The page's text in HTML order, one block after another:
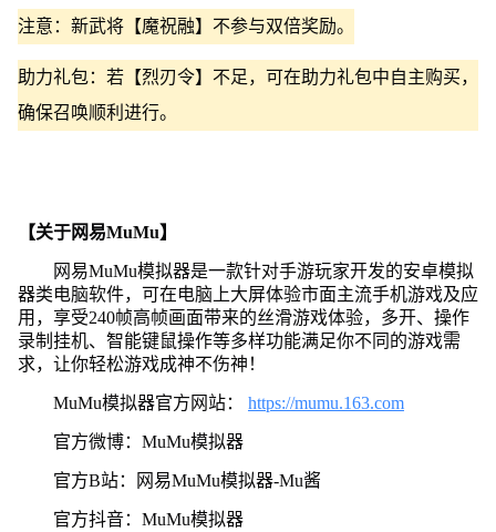
注意：新武将【魔祝融】不参与双倍奖励。
助力礼包：若【烈刃令】不足，可在助力礼包中自主购买，
确保召唤顺利进行。
【关于网易MuMu】
网易MuMu模拟器是一款针对手游玩家开发的安卓模拟
器类电脑软件，可在电脑上大屏体验市面主流手机游戏及应
用，享受240帧高帧画面带来的丝滑游戏体验，多开、操作
录制挂机、智能键鼠操作等多样功能满足你不同的游戏需
求，让你轻松游戏成神不伤神！
MuMu模拟器官方网站： https://mumu.163.com
官方微博：MuMu模拟器
官方B站：网易MuMu模拟器-Mu酱
官方抖音：MuMu模拟器